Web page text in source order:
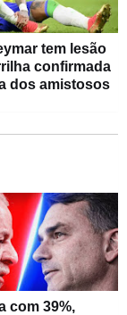
tem lesão
confirmada
dos amistosos
com 39%,